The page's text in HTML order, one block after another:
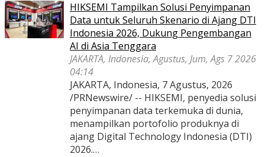
HIKSEMI Tampilkan Solusi Penyimpanan
Data untuk Seluruh Skenario di Ajang DTI
Indonesia 2026, Dukung Pengembangan
AI di Asia Tenggara
JAKARTA, Indonesia, Agustus, Jum, Ags 7 2026
04:14
JAKARTA, Indonesia, 7 Agustus, 2026
/PRNewswire/ -- HIKSEMI, penyedia solusi
penyimpanan data terkemuka di dunia,
menampilkan portofolio produknya di
ajang Digital Technology Indonesia (DTI)
2026.…